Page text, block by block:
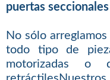
puertas
No sólo
todo tipo de
motorizadas o